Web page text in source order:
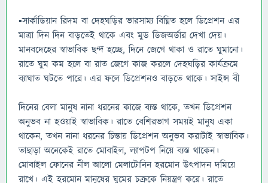
▪️সার্কাডিয়ান রিদম বা দেহঘড়ির ভারসাম্য বিঘ্নিত হলে ডিপ্রেশন এর
মাত্রা দিন দিন বাড়তেই থাকে এবং মুড ডিজঅর্ডার দেখা দেয়।
মানবদেহের স্বাভাবিক ছন্দ হচ্ছে, দিনে জেগে থাকা ও রাতে ঘুমানো।
রাতে ঘুম কম হলে বা রাত জেগে কাজ করলে দেহঘড়ির কার্যক্রমে
ব্যাঘাত ঘটতে পারে। এর ফলে ডিপ্রেশনও বাড়তে থাকে। সাইন্স বী
দিনের বেলা মানুষ নানা ধরনের কাজে ব্যস্ত থাকে, তখন ডিপ্রেশন
অনুভব না হওয়াই স্বাভাবিক। রাতে বেশিরভাগ সময়ই মানুষ একা
থাকেন, তখন নানা ধরনের চিন্তায় ডিপ্রেশন অনুভব করাটাই স্বাভাবিক।
তাছাড়া অনেকেই রাতে মোবাইল, ল্যাপটপ নিয়ে ব্যস্ত থাকেন।
মোবাইল ফোনের নীল আলো মেলাটোনিন হরমোন উৎপাদন দমিয়ে
রাখে। এই হরমোন মানুষের ঘুমের চক্রকে নিয়ন্ত্রণ করে। রাতে